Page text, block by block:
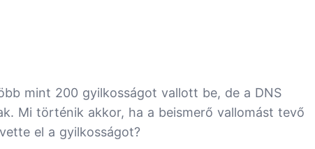
mint 200 gyilkosságot vallott be, de a DNS
Mi történik akkor, ha a beismerő vallomást tevő
el a gyilkosságot?